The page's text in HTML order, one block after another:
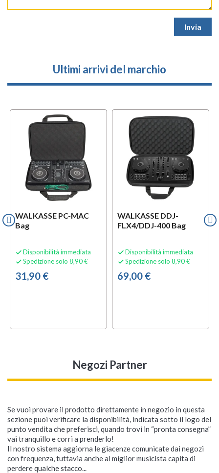
Ultimi arrivi del marchio
WALKASSE PC-MAC
Bag
 Disponibilità immediata
 Spedizione solo 8,90 €
31,90 €
WALKASSE DDJ-
FLX4/DDJ-400 Bag
 Disponibilità immediata
 Spedizione solo 8,90 €
69,00 €
Negozi Partner
Se vuoi provare il prodotto direttamente in negozio in questa
sezione puoi verificare la disponibilità, indicata sotto il logo del
punto vendita che preferisci, quando trovi in “pronta consegna”
vai tranquillo e corri a prenderlo!
Il nostro sistema aggiorna le giacenze comunicate dai negozi
con frequenza, tuttavia anche al miglior musicista capita di
perdere qualche stacco...